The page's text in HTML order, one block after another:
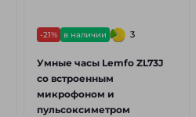
-21% в наличии 3
Умные часы Lemfo ZL73J
со встроенным
микрофоном и
пульсоксиметром